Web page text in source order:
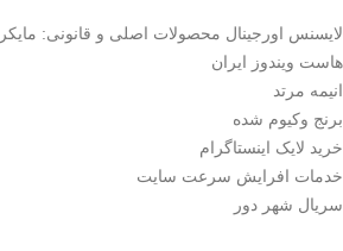
لایسنس اورجینال محصولات اصلی و قانونی:
هاست ویندوز ایران
انیمه مرتد
برنج وکیوم شده
خرید لایک اینستاگرام
خدمات افرایش سرعت سایت
سریال شهر دور